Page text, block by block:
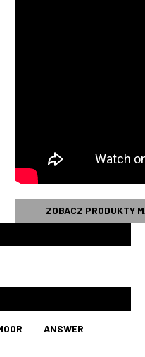
ZOBACZ PRODUKTY
ANSWER